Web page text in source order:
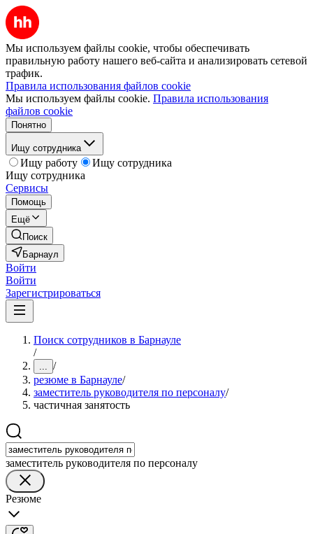
Мы используем файлы cookie, чтобы обеспечивать
правильную работу нашего веб-сайта и анализировать сетевой
трафик.
Правила использования файлов cookie
Мы используем файлы cookie. Правила использования
файлов cookie
Понятно
Ищу сотрудника
Ищу работу
Ищу сотрудника
Ищу сотрудника
Сервисы
Помощь
Ещё
Поиск
Барнаул
Войти
Войти
Зарегистрироваться
Поиск сотрудников в Барнауле
/
... /
резюме в Барнауле/
заместитель руководителя по персоналу/
частичная занятость
заместитель руководителя по персоналу
Резюме